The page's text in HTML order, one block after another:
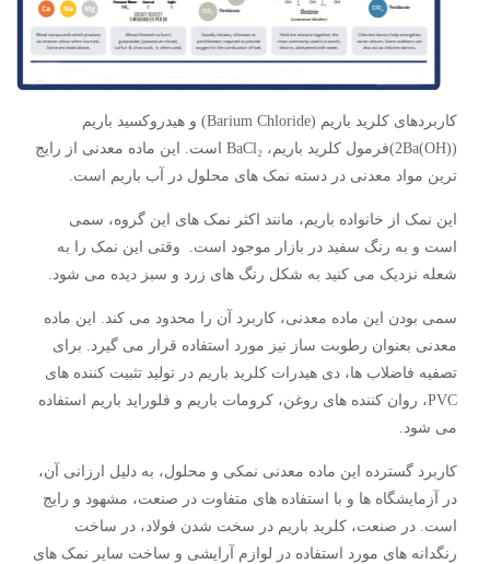
کاربردهای کلرید باریم (Barium Chloride) و هیدروکسید باریم
(2Ba(OH))فرمول کلرید باریم، BaCl₂ است. این ماده معدنی از رایج
ترین مواد معدنی در دسته نمک های محلول در آب باریم است.
این نمک از خانواده باریم، مانند اکثر نمک های این گروه، سمی
است و به رنگ سفید در بازار موجود است. وقتی این نمک را به
شعله نزدیک می کنید به شکل رنگ های زرد و سبز دیده می شود.
سمی بودن این ماده معدنی، کاربرد آن را محدود می کند. این ماده
معدنی بعنوان رطوبت ساز نیز مورد استفاده قرار می گیرد. برای
تصفیه فاضلاب ها، دی هیدرات کلرید باریم در تولید تثبیت کننده های
PVC، روان کننده های روغن، کرومات باریم و فلوراید باریم استفاده
می شود.
کاربرد گسترده این ماده معدنی نمکی و محلول، به دلیل ارزانی آن،
در آزمایشگاه ها و با استفاده های متفاوت در صنعت، مشهود و رایج
است. در صنعت، کلرید باریم در سخت شدن فولاد، در ساخت
رنگدانه های مورد استفاده در لوازم آرایشی و ساخت سایر نمک های